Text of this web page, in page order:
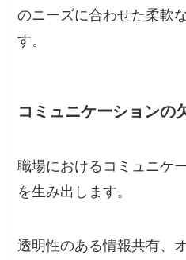
のニーズに合わせた柔軟
す。
コミュニケーションの
職場におけるコミュニケ
を生み出します。
透明性のある情報共有、